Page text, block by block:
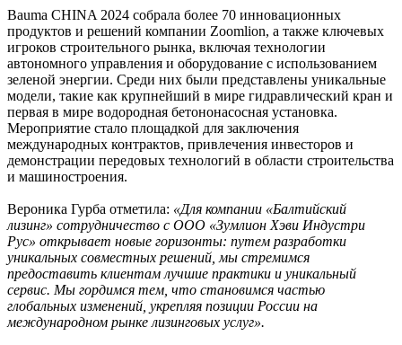
Bauma CHINA 2024 собрала более 70 инновационных
продуктов и решений компании Zoomlion, а также ключевых
игроков строительного рынка, включая технологии
автономного управления и оборудование с использованием
зеленой энергии. Среди них были представлены уникальные
модели, такие как крупнейший в мире гидравлический кран и
первая в мире водородная бетононасосная установка.
Мероприятие стало площадкой для заключения
международных контрактов, привлечения инвесторов и
демонстрации передовых технологий в области строительства
и машиностроения.
Вероника Гурба отметила: «Для компании «Балтийский
лизинг» сотрудничество с ООО «Зумлион Хэви Индустри
Рус» открывает новые горизонты: путем разработки
уникальных совместных решений, мы стремимся
предоставить клиентам лучшие практики и уникальный
сервис. Мы гордимся тем, что становимся частью
глобальных изменений, укрепляя позиции России на
международном рынке лизинговых услуг».